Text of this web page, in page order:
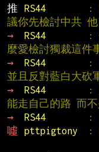
推
RS44
:
議你先檢討中共 他
→
RS44
:
麼愛檢討獨裁這件
→
RS44
:
並且反對藍白大砍
→
RS44
:
能走自己的路 而不
→
RS44 :
噓
pttpigtony
: